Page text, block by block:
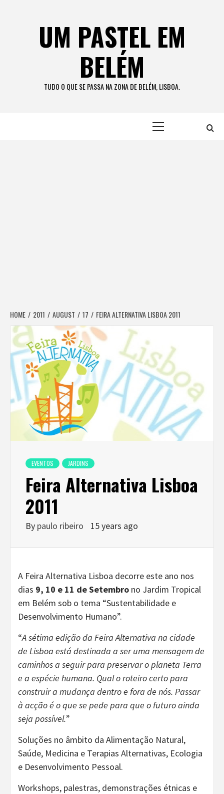
UM PASTEL EM
BELÉM
TUDO O QUE SE PASSA NA ZONA DE BELÉM, LISBOA.
HOME 2011 AUGUST 17 FEIRA ALTERNATIVA LISBOA 2011
EVENTOS JARDINS
Feira Alternativa Lisboa
2011
By paulo ribeiro 15 years ago
A Feira Alternativa Lisboa decorre este ano nos
dias 9, 10 e 11 de Setembro no Jardim Tropical
em Belém sob o tema “Sustentabilidade e
Desenvolvimento Humano”.
“A sétima edição da Feira Alternativa na cidade
de Lisboa está destinada a ser uma mensagem de
caminhos a seguir para preservar o planeta Terra
e a espécie humana. Qual o roteiro certo para
construir a mudança dentro e fora de nós. Passar
à acção é o que se pede para que o futuro ainda
seja possível.”
Soluções no âmbito da Alimentação Natural,
Saúde, Medicina e Terapias Alternativas, Ecologia
e Desenvolvimento Pessoal.
Workshops, palestras, demonstrações étnicas e